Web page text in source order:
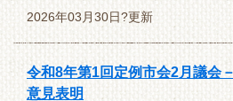
2026年03月30日?更新
令和8年第1回定例市会2月議会
意見表明